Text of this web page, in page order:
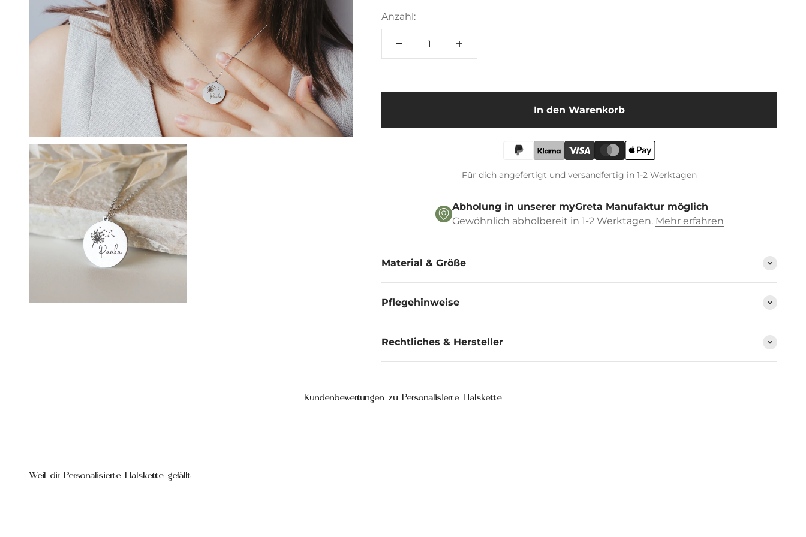
Anzahl:
In den Warenkorb
Für dich angefertigt und versandfertig in 1-2 Werktagen
Abholung in unserer myGreta Manufaktur möglich
Gewöhnlich abholbereit in 1-2 Werktagen. Mehr erfahren
Material & Größe
Pflegehinweise
Rechtliches & Hersteller
Kundenbewertungen zu Personalisierte Halskette
Weil dir Personalisierte Halskette gefällt